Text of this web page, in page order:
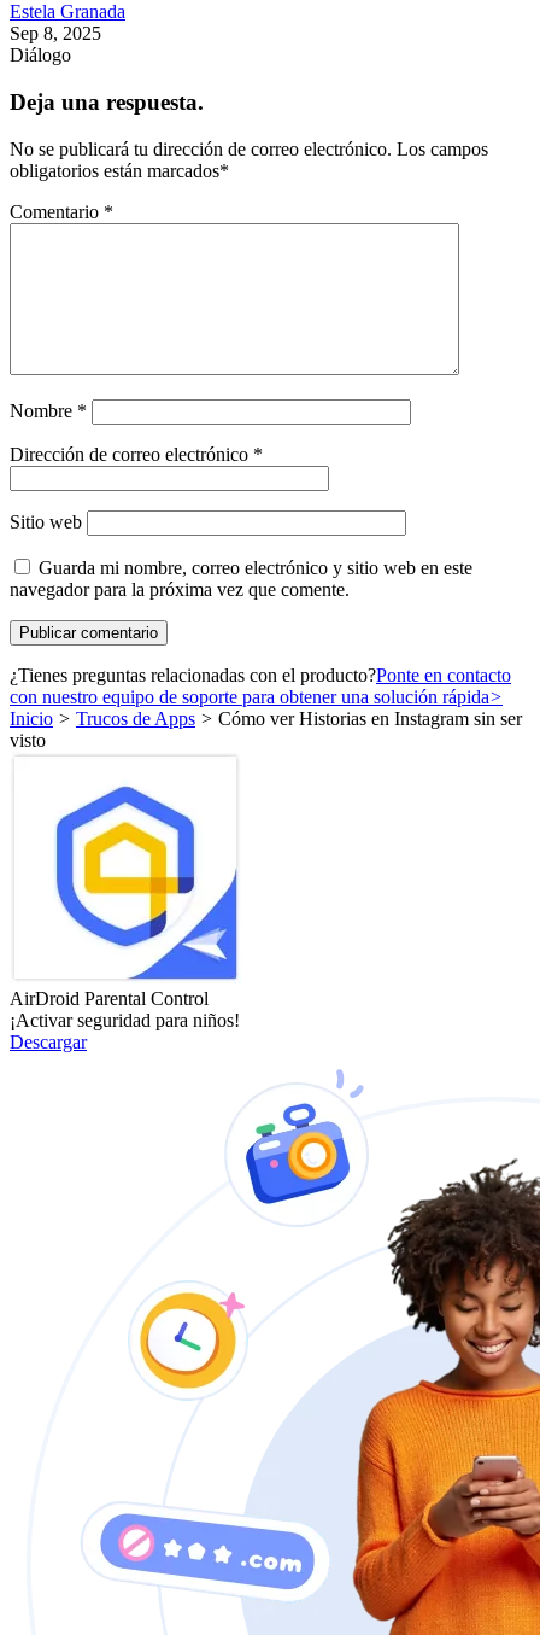
Estela Granada
Sep 8, 2025
Diálogo
Deja una respuesta.
No se publicará tu dirección de correo electrónico. Los campos
obligatorios están marcados*
Comentario *
Nombre *
Dirección de correo electrónico *
Sitio web
Guarda mi nombre, correo electrónico y sitio web en este
navegador para la próxima vez que comente.
¿Tienes preguntas relacionadas con el producto?Ponte en contacto
con nuestro equipo de soporte para obtener una solución rápida>
Inicio > Trucos de Apps > Cómo ver Historias en Instagram sin ser
visto
AirDroid Parental Control
¡Activar seguridad para niños!
Descargar